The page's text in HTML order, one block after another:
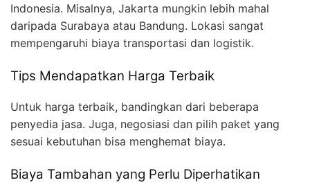
Indonesia. Misalnya, Jakarta mungkin lebih mahal
daripada Surabaya atau Bandung. Lokasi sangat
mempengaruhi biaya transportasi dan logistik.
Tips Mendapatkan Harga Terbaik
Untuk harga terbaik, bandingkan dari beberapa
penyedia jasa. Juga, negosiasi dan pilih paket yang
sesuai kebutuhan bisa menghemat biaya.
Biaya Tambahan yang Perlu Diperhatikan